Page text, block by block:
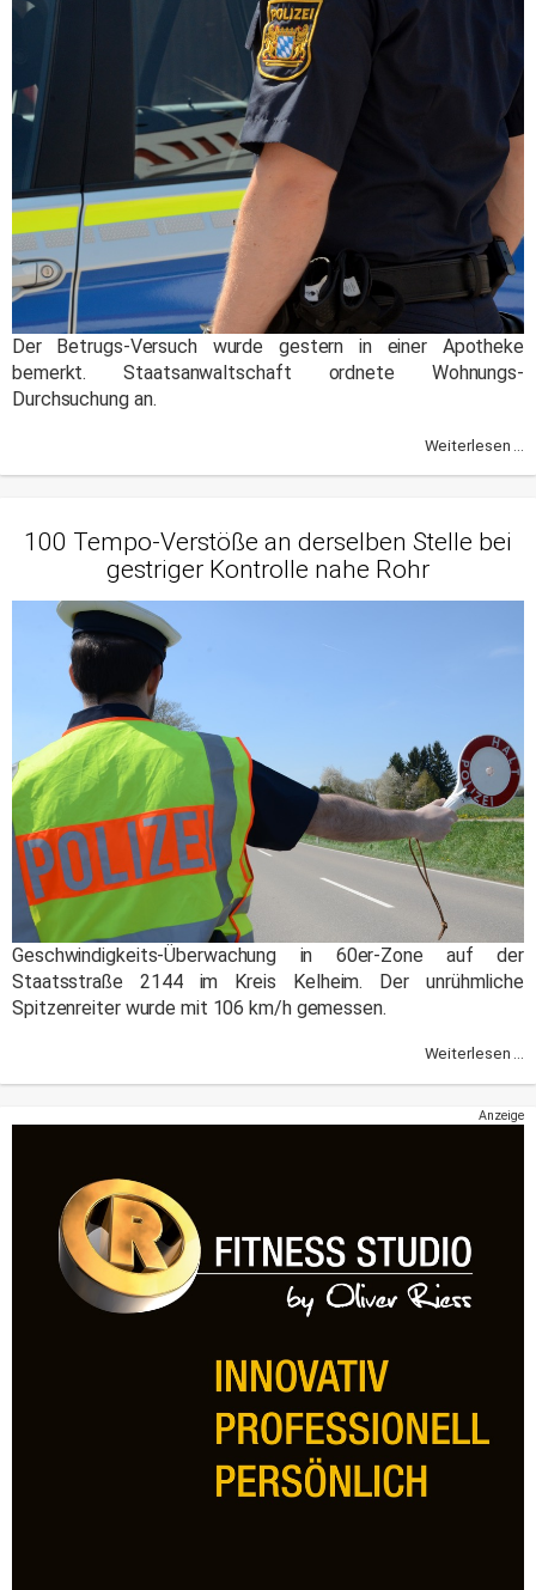
Der Betrugs-Versuch wurde gestern in einer Apotheke
bemerkt. Staatsanwaltschaft ordnete Wohnungs-
Durchsuchung an.
Weiterlesen ...
100 Tempo-Verstöße an derselben Stelle bei
gestriger Kontrolle nahe Rohr
Geschwindigkeits-Überwachung in 60er-Zone auf der
Staatsstraße 2144 im Kreis Kelheim. Der unrühmliche
Spitzenreiter wurde mit 106 km/h gemessen.
Weiterlesen ...
Anzeige